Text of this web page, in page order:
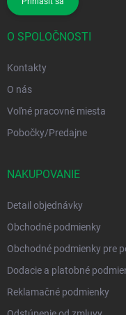
O SPOLOČNOSTI
Kontakty
O nás
Voľné pracovné miesta
Pobočky/Predajne
NAKUPOVANIE
Detail objednávky
Obchodné podmienky
Obchodné podmienky pre
Dodacie a platobné
Reklamačné podmienky